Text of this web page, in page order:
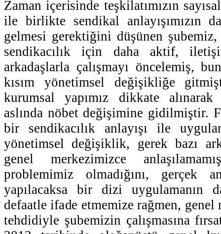
Zaman içerisinde teşkilatımızın
ile birlikte sendikal anlayışımızın
gelmesi gerektiğini düşünen
sendikacılık için daha aktif,
arkadaşlarla çalışmayı öncelemiş,
kısım yönetimsel değişikliğe
kurumsal yapımız dikkate alınarak
aslında nöbet değişimine gidilmiştir.
bir sendikacılık anlayışı ile
yönetimsel değişiklik, gerek bazı
genel merkezimizce
problemimiz olmadığını, gerçek
yapılacaksa bir dizi uygulamanın
defaatle ifade etmemize rağmen,
tehdidiyle şubemizin çalışmasına